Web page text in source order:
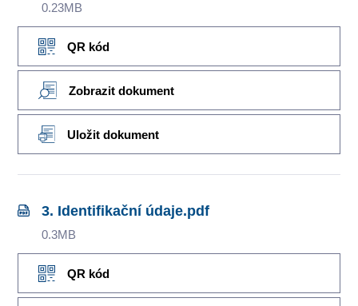
0.23MB
QR kód
Zobrazit dokument
Uložit dokument
3. Identifikační údaje.pdf
0.3MB
QR kód